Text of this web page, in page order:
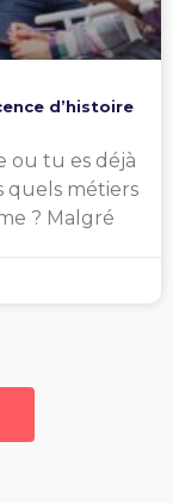
d’histoire
ou tu es déjà
quels métiers
? Malgré